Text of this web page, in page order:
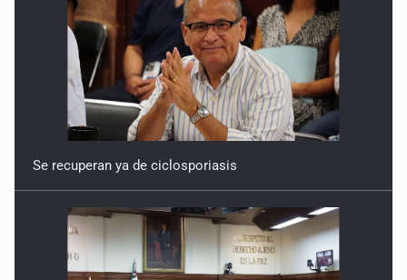
Se recuperan ya de ciclosporiasis